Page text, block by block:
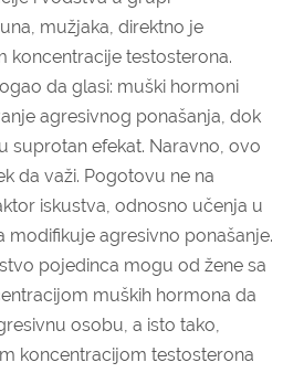
mužjaka, direktno je
koncentracije testosterona.
da glasi: muški hormoni
agresivnog ponašanja, dok
suprotan efekat. Naravno, ovo
da važi. Pogotovu ne na
iskustva, odnosno učenja u
modifikuje agresivno ponašanje.
pojedinca mogu od žene sa
muških hormona da
osobu, a isto tako,
koncentracijom testosterona